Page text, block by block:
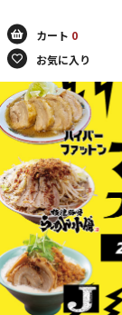
カート 0
お気に入り